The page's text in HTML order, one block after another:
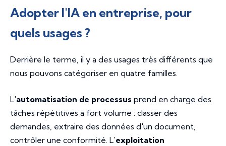
Adopter l'IA en entreprise, pour
quels usages ?
Derrière le terme, il y a des usages très différents que
nous pouvons catégoriser en quatre familles.
L'automatisation de processus prend en charge des
tâches répétitives à fort volume : classer des
demandes, extraire des données d'un document,
contrôler une conformité. L'exploitation